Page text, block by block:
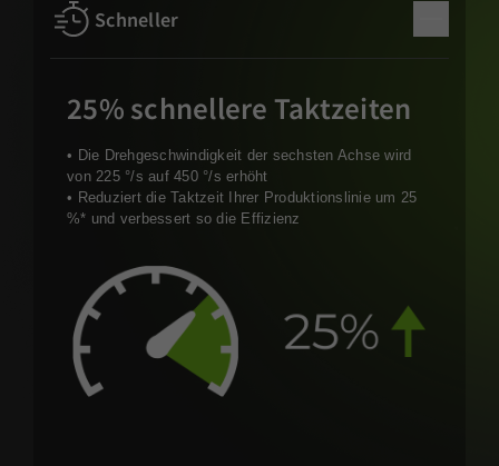
Schneller
25% schnellere Taktzeiten
• Die Drehgeschwindigkeit der sechsten Achse wird
von 225 °/s auf 450 °/s erhöht
• Reduziert die Taktzeit Ihrer Produktionslinie um 25
%* und verbessert so die Effizienz